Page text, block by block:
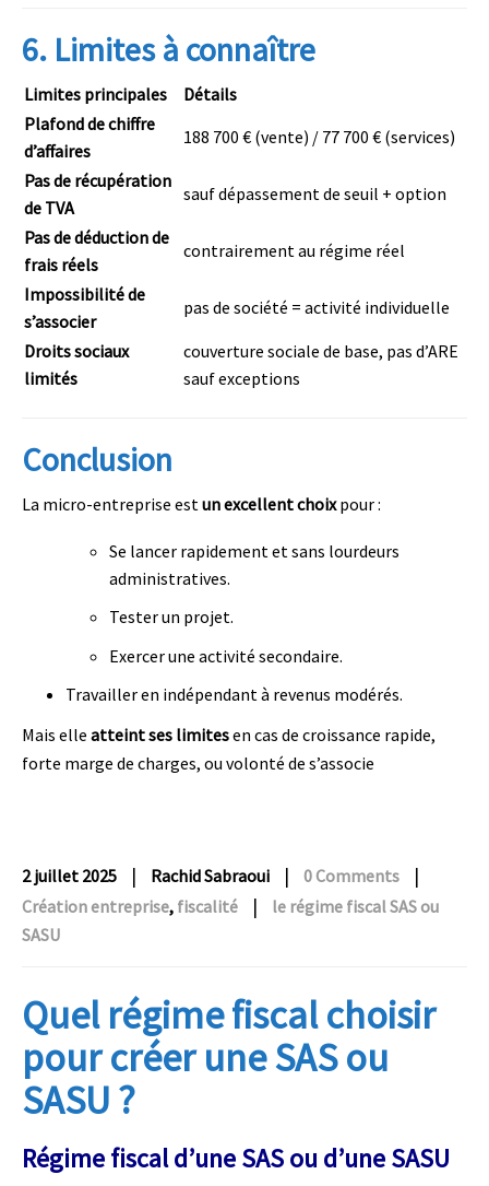
6. Limites à connaître
Limites principales
Détails
Plafond de chiffre
d’affaires
188 700 € (vente) / 77 700 € (services)
Pas de récupération
de TVA
sauf dépassement de seuil + option
Pas de déduction de
frais réels
contrairement au régime réel
Impossibilité de
s’associer
pas de société = activité individuelle
Droits sociaux
limités
couverture sociale de base, pas d’ARE
sauf exceptions
Conclusion
La micro-entreprise est un excellent choixpour :
Se lancer rapidement et sans lourdeurs
administratives.
Tester un projet.
Exercer une activité secondaire.
Travailler en indépendant à revenus modérés.
Mais elle atteint ses limitesen cas de croissance rapide,
forte marge de charges, ou volonté de s’associe
2 juillet 2025 | Rachid Sabraoui | 0 Comments |
Création entreprise, fiscalité |
le régime fiscal SAS ou
SASU
Quel régime fiscal choisir
pour créer une SAS ou
SASU ?
Régime fiscal d’une SAS ou d’une SASU